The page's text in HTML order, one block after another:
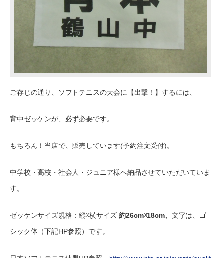
ご存じの通り、ソフトテニスの大会に【出撃！】するには、
背中ゼッケンが、必ず必要です。
もちろん！当店で、販売しています(予約注文受付)。
中学校・高校・社会人・ジュニア様へ納品させていただいていま
す。
ゼッケンサイズ規格：縦☓横サイズ 約26cm☓18cm、 文字は、ゴ
シック体（下記HP参照）です。